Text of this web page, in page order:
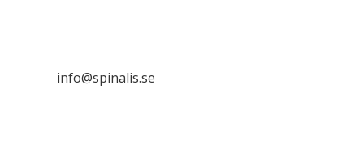
info@spinalis.se